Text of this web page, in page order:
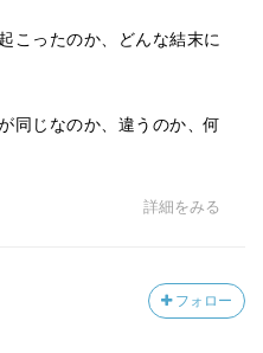
こったのか、どんな結末に
同じなのか、違うのか、何
詳細をみる
フォロー